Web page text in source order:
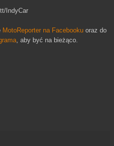
IndyCar
MotoReporter na Facebookuoraz do
aby być na bieżąco.